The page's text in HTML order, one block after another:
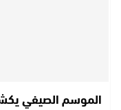
الموسم الصيفي